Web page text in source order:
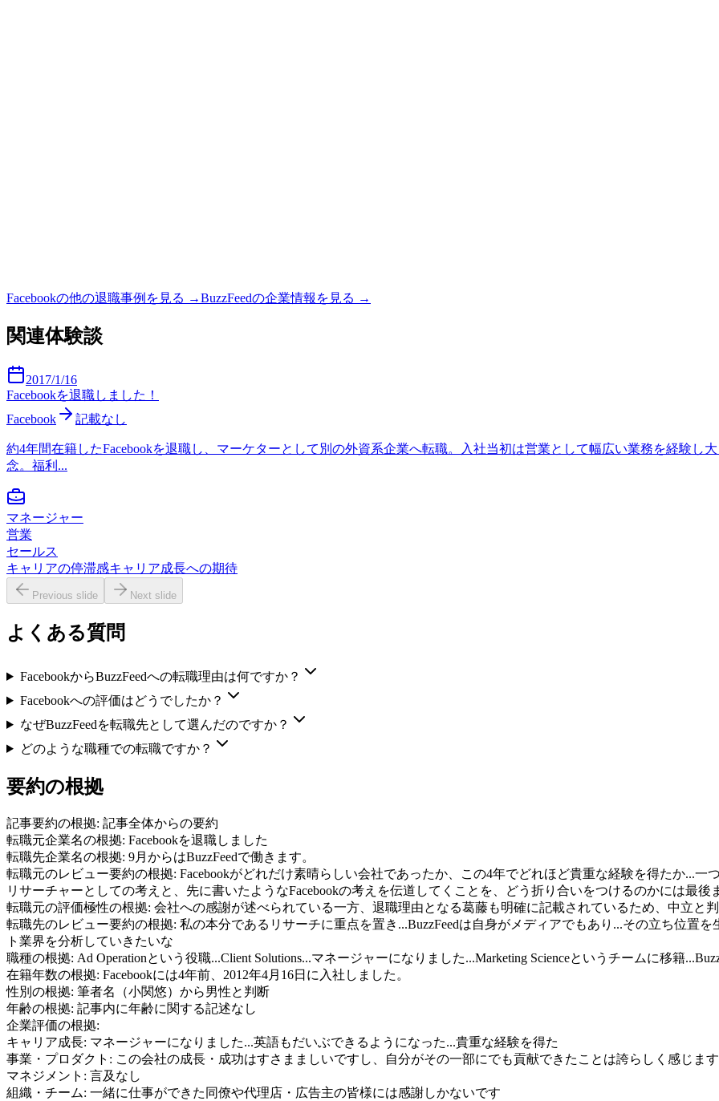
Facebookの他の退職事例を見る →BuzzFeedの企業情報を見る →
関連体験談
2017/1/16
Facebookを退職しました！
Facebook
記載なし
約4年間在籍したFacebookを退職し、マーケターとして別の外資系企業へ転職。入社当初は営業として幅広い業務を経験し
念。福利...
マネージャー
営業
セールス
キャリアの停滞感キャリア成長への期待
Previous slide Next slide
よくある質問
FacebookからBuzzFeedへの転職理由は何ですか？
Facebookへの評価はどうでしたか？
なぜBuzzFeedを転職先として選んだのですか？
どのような職種での転職ですか？
要約の根拠
記事要約の根拠: 記事全体からの要約
転職元企業名の根拠: Facebookを退職しました
転職先企業名の根拠: 9月からはBuzzFeedで働きます。
転職元のレビュー要約の根拠: Facebookがどれだけ素晴らしい会社であったか、この4年でどれほど貴重な経験を得たか...一
リサーチャーとしての考えと、先に書いたようなFacebookの考えを伝道してくことを、どう折り合いをつけるのかには最後
転職元の評価極性の根拠: 会社への感謝が述べられている一方、退職理由となる葛藤も明確に記載されているため、中立と判
転職先のレビュー要約の根拠: 私の本分であるリサーチに重点を置き...BuzzFeedは自身がメディアでもあり...その立ち位置
ト業界を分析していきたいな
職種の根拠: Ad Operationという役職...Client Solutions...マネージャーになりました...Marketing Scienceというチームに移籍
在籍年数の根拠: Facebookには4年前、2012年4月16日に入社しました。
性別の根拠: 筆者名（小関悠）から男性と判断
年齢の根拠: 記事内に年齢に関する記述なし
企業評価の根拠:
キャリア成長: マネージャーになりました...英語もだいぶできるようになった...貴重な経験を得た
事業・プロダクト : この会社の成長・成功はすさまましいですし、自分がその一部にでも貢献できたことは誇らしく感じます
マネジメント : 言及なし
組織・チーム: 一緒に仕事ができた同僚や代理店・広告主の皆様には感謝しかないです